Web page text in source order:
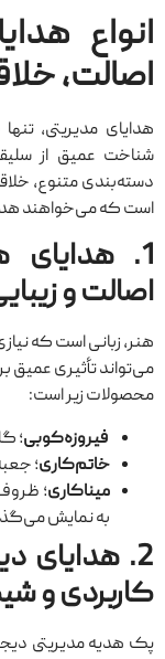
انواع
اصالت،
هدایای مدیریتی،
دسته‌بندی متنوع،
است که می‌خواهند
1. هدایای
اصالت و
هنر، زبانی است که
می‌تواند تأثیری عمیق
محصولات زیر است:
فیروزه‌کوبی؛
خاتم‌کاری؛
میناکاری؛
به نمایش
2. هدایای
کاربردی و
پک هدیه مدیریتی